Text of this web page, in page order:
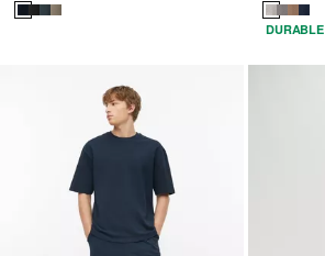
DURABLE